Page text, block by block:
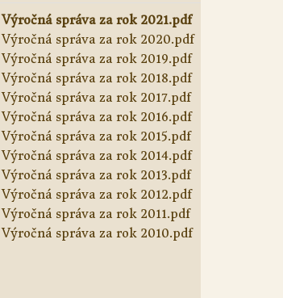
Výročná správa za rok 2021.pdf
Výročná správa za rok 2020.pdf
Výročná správa za rok 2019.pdf
Výročná správa za rok 2018.pdf
Výročná správa za rok 2017.pdf
Výročná správa za rok 2016.pdf
Výročná správa za rok 2015.pdf
Výročná správa za rok 2014.pdf
Výročná správa za rok 2013.pdf
Výročná správa za rok 2012.pdf
Výročná správa za rok 2011.pdf
Výročná správa za rok 2010.pdf